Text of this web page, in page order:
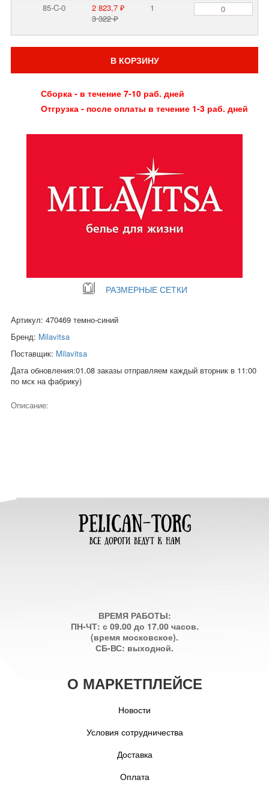
85-C-0
3 322 ₽
2 823,7 ₽ 1
В КОРЗИНУ
Сборка - в течение 7-10 раб. дней
Отгрузка - после оплаты в течение 1-3 раб. дней
РАЗМЕРНЫЕ СЕТКИ
Артикул: 470469 темно-синий
Бренд: Milavitsa
Поставщик: Milavitsa
Дата обновления:01.08 заказы отправляем каждый вторник в 11:00
по мск на фабрику)
Описание:
ВРЕМЯ РАБОТЫ:
ПН-ЧТ: с 09.00 до 17.00 часов.
(время московское).
СБ-ВС: выходной.
О МАРКЕТПЛЕЙСЕ
Новости
Условия сотрудничества
Доставка
Оплата